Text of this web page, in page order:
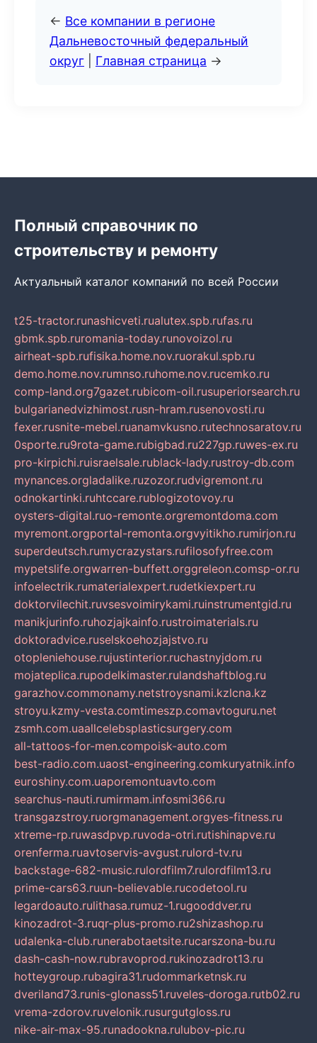
← Все компании в регионе
Дальневосточный федеральный
округ
Главная страница →
Полный справочник по
строительству и ремонту
Актуальный каталог компаний по всей России
t25-tractor.runashicveti.rualutex.spb.rufas.ru
gbmk.spb.ruromania-today.runovoizol.ru
airheat-spb.rufisika.home.nov.ruorakul.spb.ru
demo.home.nov.rumnso.ruhome.nov.rucemko.ru
comp-land.org7gazet.rubicom-oil.rusuperiorsearch.ru
bulgarianedvizhimost.rusn-hram.rusenovosti.ru
fexer.rusnite-mebel.ruanamvkusno.rutechnosaratov.ru
0sporte.ru9rota-game.rubigbad.ru227gp.ruwes-ex.ru
pro-kirpichi.ruisraelsale.rublack-lady.rustroy-db.com
mynances.orgladalike.ruzozor.rudvigremont.ru
odnokartinki.ruhtccare.rublogizotovoy.ru
oysters-digital.ruo-remonte.orgremontdoma.com
myremont.orgportal-remonta.orgvyitikho.rumirjon.ru
superdeutsch.rumycrazystars.rufilosofyfree.com
mypetslife.orgwarren-buffett.orggreleon.comsp-or.ru
infoelectrik.rumaterialexpert.rudetkiexpert.ru
doktorvilechit.ruvsesvoimirykami.ruinstrumentgid.ru
manikjurinfo.ruhozjajkainfo.rustroimaterials.ru
doktoradvice.ruselskoehozjajstvo.ru
otopleniehouse.rujustinterior.ruchastnyjdom.ru
mojateplica.rupodelkimaster.rulandshaftblog.ru
garazhov.commonamy.netstroysnami.kzlcna.kz
stroyu.kzmy-vesta.comtimeszp.comavtoguru.net
zsmh.com.uaallcelebsplasticsurgery.com
all-tattoos-for-men.compoisk-auto.com
best-radio.com.uaost-engineering.comkuryatnik.info
euroshiny.com.uaporemontuavto.com
searchus-nauti.rumirmam.infosmi366.ru
transgazstroy.ruorgmanagement.orgyes-fitness.ru
xtreme-rp.ruwasdpvp.ruvoda-otri.rutishinapve.ru
orenferma.ruavtoservis-avgust.rulord-tv.ru
backstage-682-music.rulordfilm7.rulordfilm13.ru
prime-cars63.ruun-believable.rucodetool.ru
legardoauto.rulithasa.rumuz-1.rugooddver.ru
kinozadrot-3.ruqr-plus-promo.ru2shizashop.ru
udalenka-club.runerabotaetsite.rucarszona-bu.ru
dash-cash-now.rubravoprod.rukinozadrot13.ru
hotteygroup.rubagira31.rudommarketnsk.ru
dveriland73.runis-glonass51.ruveles-doroga.rutb02.ru
vrema-zdorov.ruvelonik.rusurgutgloss.ru
nike-air-max-95.runadookna.rulubov-pic.ru